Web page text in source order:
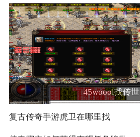
45woool找传世
复古传奇手游虎卫在哪里找